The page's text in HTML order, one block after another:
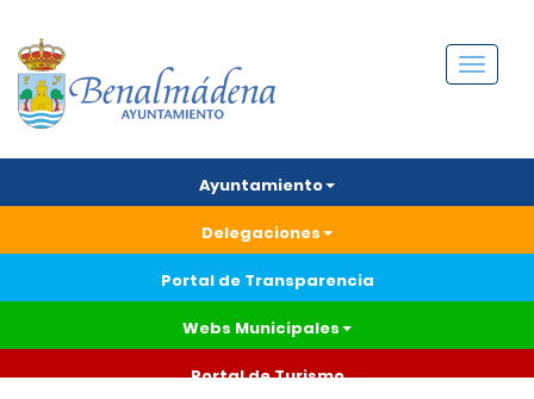
Menú
Ayuntamiento
Delegaciones
Portal de Transparencia
Webs Municipales
Portal de Turismo